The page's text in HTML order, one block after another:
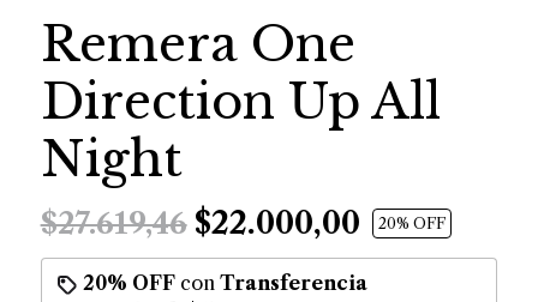
Remera One
Direction Up All
Night
$27.619,46$22.000,00 20% OFF
20% OFFcon Transferencia